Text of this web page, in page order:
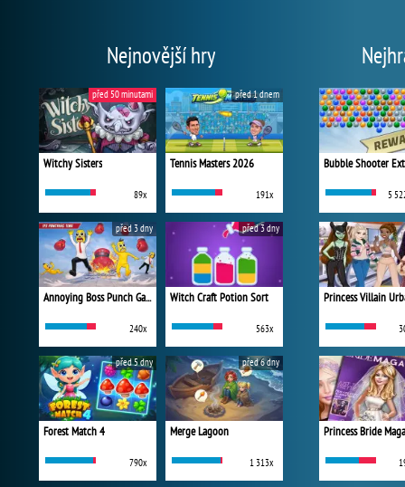
Nejnovější hry
Witchy Sisters
89x
před 50 minutami
Tennis Masters 2026
191x
před 1 dnem
Annoying Boss Punch Game
240x
před 3 dny
Witch Craft Potion Sort
563x
před 3 dny
Forest Match 4
790x
před 5 dny
Merge Lagoon
1 313x
před 6 dny
Bubble Shooter
5
Princess Bride